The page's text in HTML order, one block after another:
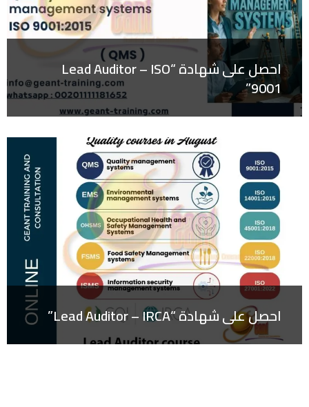
احصل على شهادة “Lead Auditor – ISO
9001”
احصل على شهادة “Lead Auditor – IRCA”